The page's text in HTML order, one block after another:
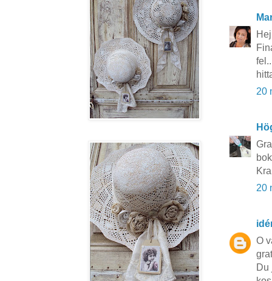
20
20
O
Du